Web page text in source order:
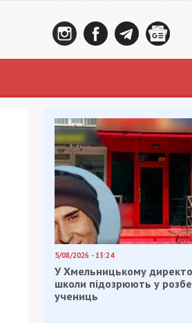
5/08/2026 - 13:24
У Хмельницькому
школи підозрюють у
учениць